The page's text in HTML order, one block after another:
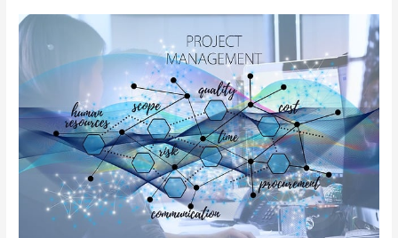
Zo
haal
je
het
meeste
uit
je
projecten
Keyestudio